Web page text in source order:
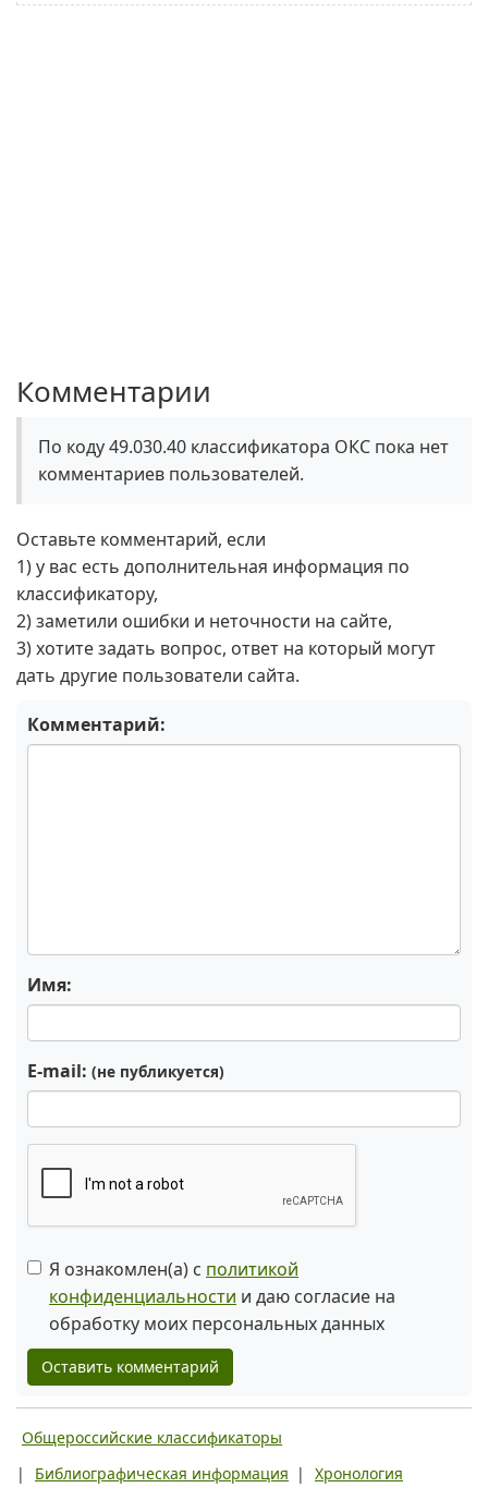
Комментарии
По коду 49.030.40 классификатора ОКС пока нет
комментариев пользователей.
Оставьте комментарий, если
1) у вас есть дополнительная информация по
классификатору,
2) заметили ошибки и неточности на сайте,
3) хотите задать вопрос, ответ на который могут
дать другие пользователи сайта.
Комментарий:
Имя:
E-mail: (не публикуется)
Я ознакомлен(а) с политикой
конфиденциальности и даю согласие на
обработку моих персональных данных
Оставить комментарий
Общероссийские классификаторы
|
Библиографическая информация | Хронология